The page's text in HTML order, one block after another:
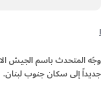
ا
وجّه المتحدث باسم الجيش
جديداً إلى سكان جنوب لبنان.